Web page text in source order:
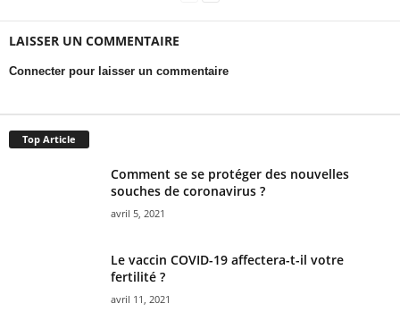
LAISSER UN COMMENTAIRE
Connecter pour laisser un commentaire
Top Article
Comment se se protéger des nouvelles
souches de coronavirus ?
avril 5, 2021
Le vaccin COVID-19 affectera-t-il votre
fertilité ?
avril 11, 2021